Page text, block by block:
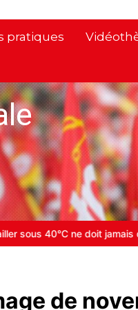
pratiques
la solidarité internationale
de